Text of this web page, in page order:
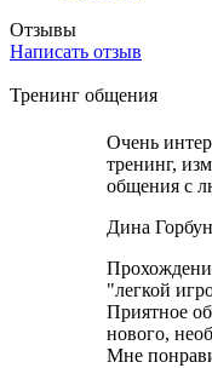
Отзывы
Написать отзыв
Тренинг общения
Очень
тренинг,
общения с
Дина
"легкой
Приятное
нового,
Мне